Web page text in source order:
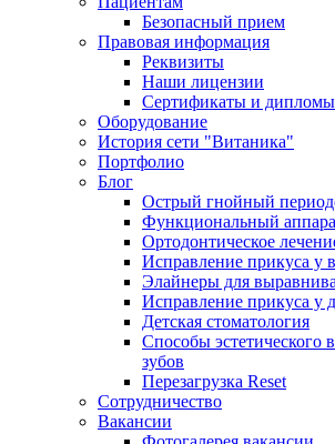
Безопасный прием
Правовая информация
Реквизиты
Наши лицензии
Сертификаты и дипломы
Оборудование
История сети "Витаника"
Портфолио
Блог
Острый гнойный
Функциональный
Ортодонтическое
Исправление прикуса у
Элайнеры для
Исправление прикуса у
Детская стоматология
Способы эстетического
зубов
Перезагрузка Reset
Сотрудничество
Вакансии